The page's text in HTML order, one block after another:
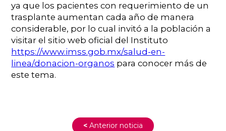
ya que los pacientes con requerimiento de un
trasplante aumentan cada año de manera
considerable, por lo cual invitó a la población a
visitar el sitio web oficial del Instituto
https://www.imss.gob.mx/salud-en-
linea/donacion-organos para conocer más de
este tema.
< Anterior noticia